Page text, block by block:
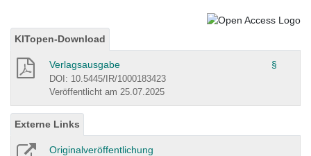
KITopen-Download
Verlagsausgabe §
DOI: 10.5445/IR/1000183423
Veröffentlicht am 25.07.2025
Externe Links
Originalveröffentlichung